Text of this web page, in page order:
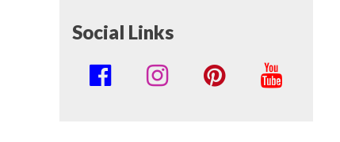
Social Links
Social